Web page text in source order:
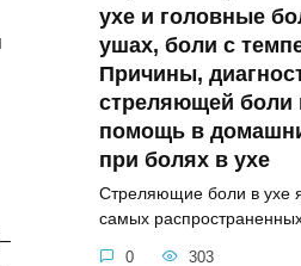
ухе и головные
ушах, боли с
Причины,
стреляющей боли
помощь в
при болях в ухе
Стреляющие боли в ухе
самых
0 303